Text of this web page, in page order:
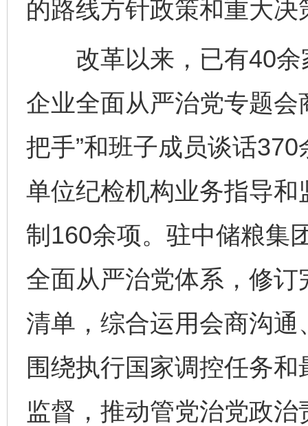
的路线方针政策和重大
改革以来，已有40余
企业全面从严治党专题会
把手”和班子成员谈话
单位纪检机构业务指导
制160余项。驻中储粮集
全面从严治党体系，修
清单，综合运用会商沟
围绕执行国家调控任务
监督，推动管党治党政